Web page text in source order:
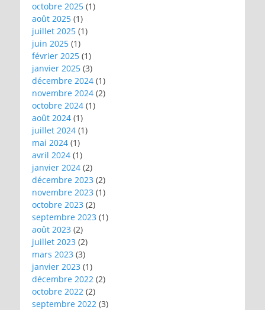
octobre 2025 (1)
août 2025 (1)
juillet 2025 (1)
juin 2025 (1)
février 2025 (1)
janvier 2025 (3)
décembre 2024 (1)
novembre 2024 (2)
octobre 2024 (1)
août 2024 (1)
juillet 2024 (1)
mai 2024 (1)
avril 2024 (1)
janvier 2024 (2)
décembre 2023 (2)
novembre 2023 (1)
octobre 2023 (2)
septembre 2023 (1)
août 2023 (2)
juillet 2023 (2)
mars 2023 (3)
janvier 2023 (1)
décembre 2022 (2)
octobre 2022 (2)
septembre 2022 (3)